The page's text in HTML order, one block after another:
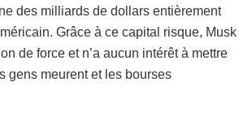
des milliards de dollars entièrement
Grâce à ce capital risque, Musk
de force et n’a aucun intérêt à mettre
gens meurent et les bourses